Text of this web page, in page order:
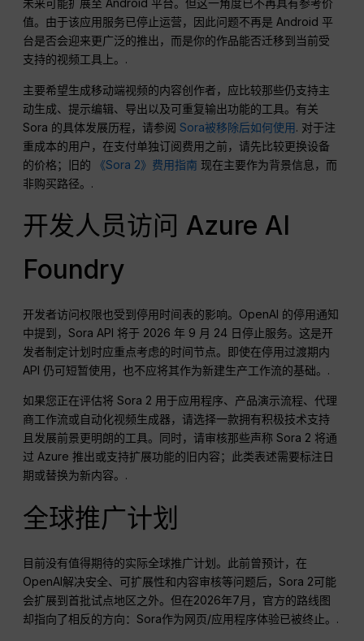
未来可能扩展至 Android 平台。但这一角度已不再具有参考价
值。由于该应用服务已停止运营，因此问题不再是 Android 平
台是否会迎来更广泛的推出，而是你的作品能否迁移到当前受
支持的视频工具上。.
主要希望生成移动端视频的内容创作者，应比较那些仍支持主
动生成、提示编辑、导出以及可重复输出功能的工具。有关
Sora 的具体发展历程，请参阅Sora被移除后如何使用. 对于注
重成本的用户，在支付单独订阅费用之前，请先比较更换设备
的价格；旧的
《Sora 2》费用指南 现在主要作为背景信息，而
非购买路径。.
开发人员访问 Azure AI
Foundry
开发者访问权限也受到停用时间表的影响。OpenAI 的停用通知
中提到，Sora API 将于 2026 年 9 月 24 日停止服务。这是开
发者制定计划时应重点考虑的时间节点。即使在停用过渡期内
API 仍可短暂使用，也不应将其作为新建生产工作流的基础。.
如果您正在评估将 Sora 2 用于应用程序、产品演示流程、代理
商工作流或自动化视频生成器，请选择一款拥有积极技术支持
且发展前景更明朗的工具。同时，请审核那些声称 Sora 2 将通
过 Azure 推出或支持扩展功能的旧内容；此类表述需要标注日
期或替换为新内容。.
全球推广计划
目前没有值得期待的实际全球推广计划。此前曾预计，在
OpenAI解决安全、可扩展性和内容审核等问题后，Sora 2可能
会扩展到首批试点地区之外。但在2026年7月，官方的路线图
却指向了相反的方向：Sora作为网页/应用程序体验已被终止。.